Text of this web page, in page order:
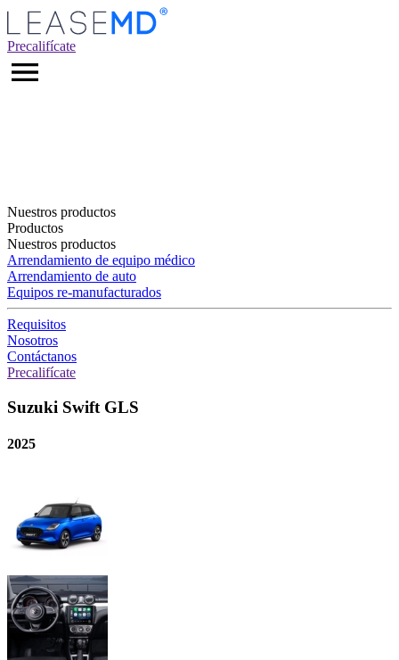
Precalifícate
Nuestros productos
Productos
Nuestros productos
Arrendamiento de equipo médico
Arrendamiento de auto
Equipos re-manufacturados
Requisitos
Nosotros
Contáctanos
Precalifícate
Suzuki Swift GLS
2025